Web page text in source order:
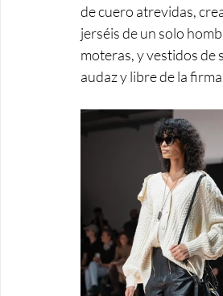
de cuero atrevidas,
jerséis de un solo
moteras, y vestidos de
audaz y libre de la